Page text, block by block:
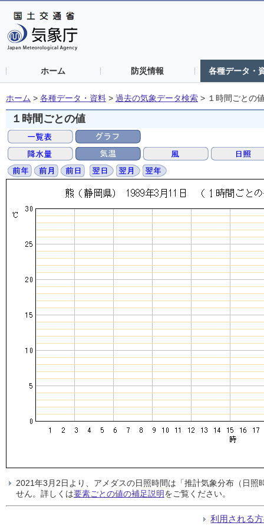
ホーム 防災情報 各種データ・
ホーム > 各種データ・資料 > 過去の気象データ検索 > １時間ごとの
１時間ごとの値
2021年3月2日より、アメダスの日照時間は「推計気象分布（日
せん。詳しくは要素ごとの値の補足説明をご覧ください。
利用される